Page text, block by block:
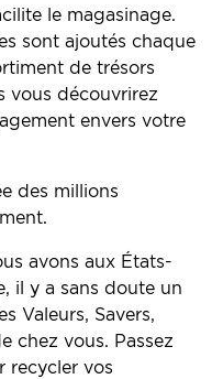
le magasinage.
sont ajoutés chaque
de trésors
vous découvrirez
envers votre
des millions
avons aux États-
il y a sans doute un
Valeurs, Savers,
chez vous. Passez
recycler vos